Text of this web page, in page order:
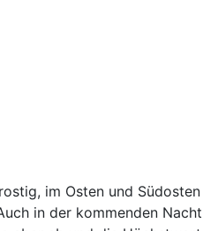
im Osten und
in der kommenden